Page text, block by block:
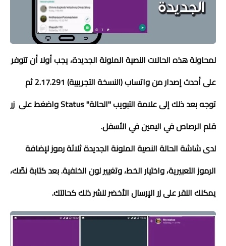
لمحاولة هذه الحالات النصية الملونة الجديدة، يجب أولا أن تتوفر
على أحدث إصدار من واتساب (النسخة التجريبية) 2.17.291 ثم
توجه بعد ذلك إلى علامة التبويب "الحالة" Status واضغط على زر
قلم الرصاص في اليمين في الأسفل.
لدى شاشة الحالة النصية الملونة الجديدة ثلاثة رموز لإضافة
الرموز التعبيرية، واختيار الخط، وتغيير لون الخلفية. بعد كتابة نصّك،
يمكنك النقر على زر الإرسال الأخضر لنشر ذلك كحالتك.